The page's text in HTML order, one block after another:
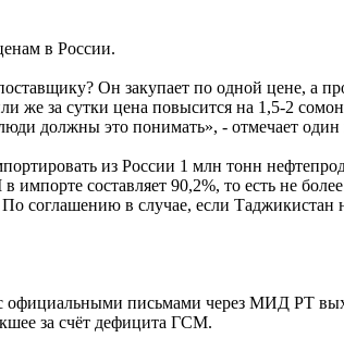
в России.
Он закупает по одной цене, а
же за сутки цена повысится на 1,5-2
должны это понимать», - отмечает один
из России 1 млн тонн
составляет 90,2%, то есть не
соглашению в случае, если
письмами через МИД РТ
за счёт дефицита ГСМ.